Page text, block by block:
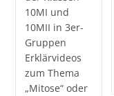
10MI und
10MII in 3er-
Gruppen
Erklärvideos
zum Thema
„Mitose“ oder